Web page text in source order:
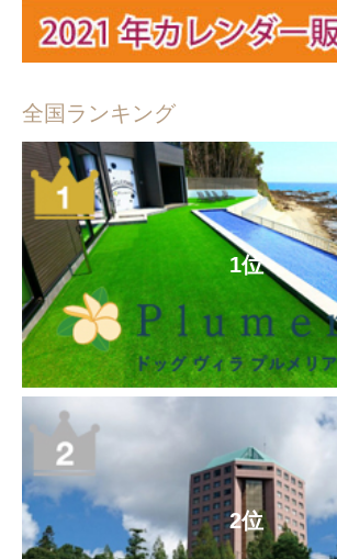
全国ランキング
1位
2位